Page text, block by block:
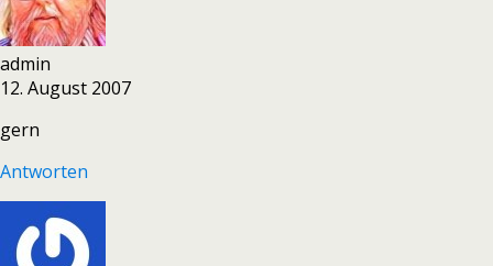
admin
12. August 2007
gern
Antworten